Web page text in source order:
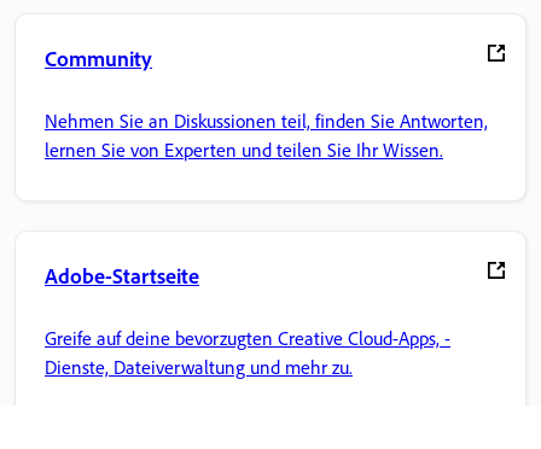
Community
Nehmen Sie an Diskussionen teil, finden Sie Antworten,
lernen Sie von Experten und teilen Sie Ihr Wissen.
Adobe-Startseite
Greife auf deine bevorzugten Creative Cloud-Apps, -
Dienste, Dateiverwaltung und mehr zu.